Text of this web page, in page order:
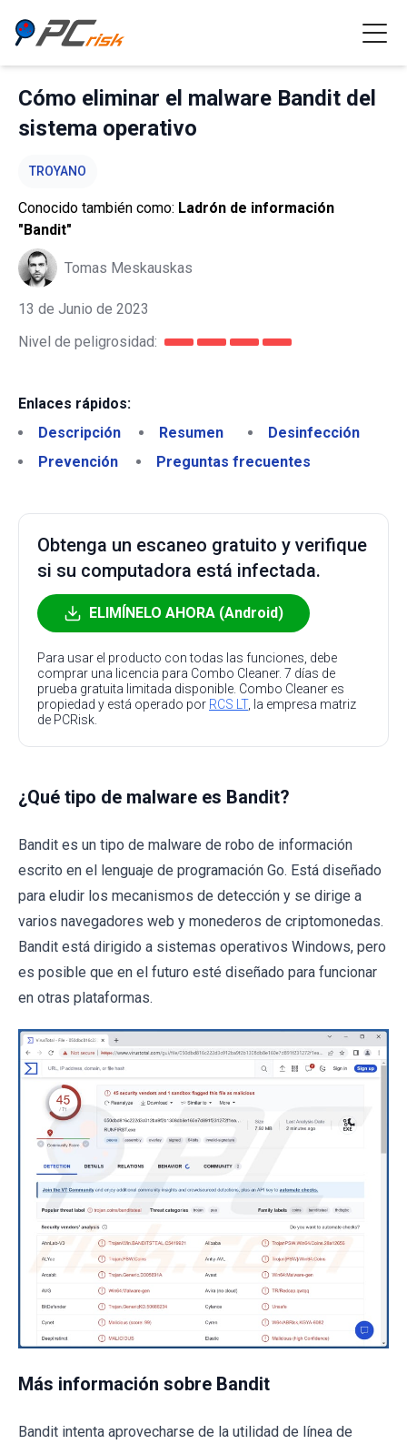
Cómo eliminar el malware Bandit del
sistema operativo
TROYANO
Conocido también como: Ladrón de información
"Bandit"
Tomas Meskauskas
13 de Junio de 2023
Nivel de peligrosidad:
Enlaces rápidos:
Descripción
Resumen
Desinfección
Prevención
Preguntas frecuentes
Obtenga un escaneo gratuito y verifique
si su computadora está infectada.
ELIMÍNELO AHORA (Android)
Para usar el producto con todas las funciones, debe
comprar una licencia para Combo Cleaner. 7 días de
prueba gratuita limitada disponible. Combo Cleaner es
propiedad y está operado por RCS LT, la empresa matriz
de PCRisk.
¿Qué tipo de malware es Bandit?
Bandit es un tipo de malware de robo de información
escrito en el lenguaje de programación Go. Está diseñado
para eludir los mecanismos de detección y se dirige a
varios navegadores web y monederos de criptomonedas.
Bandit está dirigido a sistemas operativos Windows, pero
es posible que en el futuro esté diseñado para funcionar
en otras plataformas.
Más información sobre Bandit
Bandit intenta aprovecharse de la utilidad de línea de